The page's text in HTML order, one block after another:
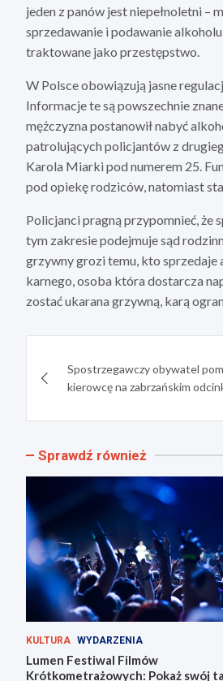
jeden z panów jest niepełnoletni –
sprzedawanie i podawanie
traktowane jako przestępstwo.
W Polsce obowiązują jasne
Informacje te są powszechnie
mężczyzna postanowił nabyć
patrolujących policjantów z
Karola Miarki pod numerem 25.
pod opiekę rodziców, natomiast
Policjanci pragną przypomnieć, że
tym zakresie podejmuje sąd
grzywny grozi temu, kto sprzedaje
karnego, osoba która dostarcza
zostać ukarana grzywną, karą
wpisuSpostrzegawczy obywatel
kierowcę na zabrzańskim
Sprawdź również
KULTURA WYDARZENIA
Lumen Festiwal Filmów
Krótkometrażowych: Pokaż swój